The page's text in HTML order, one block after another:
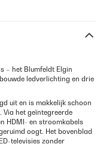
– het Blumfeldt Elgin
ledverlichting en drie
uit en is makkelijk schoon
Via het geïntegreerde
HDMI- en stroomkabels
oogt. Het bovenblad
televisies zonder